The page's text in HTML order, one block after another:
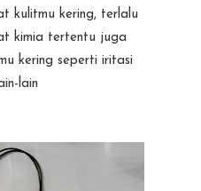
kulitmu kering, terlalu
kimi­­a tertentu juga
kering seperti iritasi
lain